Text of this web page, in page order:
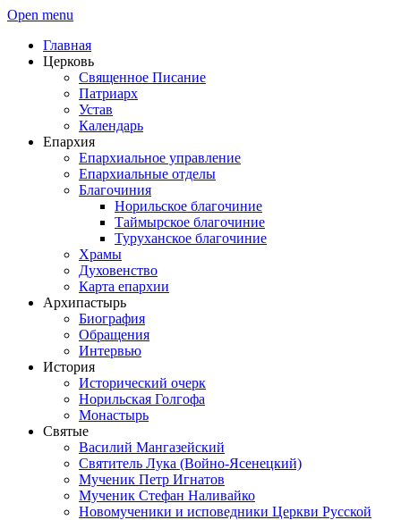
Open menu
Главная
Церковь
Священное Писание
Патриарх
Устав
Календарь
Епархия
Епархиальное управление
Епархиальные отделы
Благочиния
Норильское благочиние
Таймырское благочиние
Туруханское благочиние
Храмы
Духовенство
Карта епархии
Архипастырь
Биография
Обращения
Интервью
История
Исторический очерк
Норильская Голгофа
Монастырь
Святые
Василий Мангазейский
Святитель Лука (Войно-Ясенецкий)
Мученик Петр Игнатов
Мученик Стефан Наливайко
Новомученики и исповедники Церкви Русской